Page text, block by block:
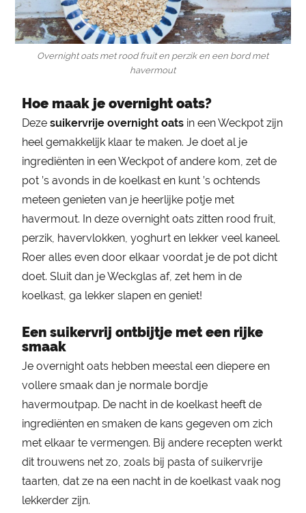
Overnight oats met rood fruit en perzik en een bord met
havermout
Hoe maak je overnight oats?
Dezesuikervrije overnight oats in een Weckpot zijn
heel gemakkelijk klaar te maken. Je doet al je
ingrediënten in een Weckpot of andere kom, zet de
pot ’s avonds in de koelkast en kunt ’s ochtends
meteen genieten van je heerlijke potje met
havermout. In deze overnight oats zitten rood fruit,
perzik, havervlokken, yoghurt en lekker veel kaneel.
Roer alles even door elkaar voordat je de pot dicht
doet. Sluit dan je Weckglas af, zet hem in de
koelkast, ga lekker slapen en geniet!
Een suikervrij ontbijtje met een rijke
smaak
Je overnight oats hebben meestal een diepere en
vollere smaak dan je normale bordje
havermoutpap. De nacht in de koelkast heeft de
ingrediënten en smaken de kans gegeven om zich
met elkaar te vermengen. Bij andere recepten werkt
dit trouwens net zo, zoals bij pasta of suikervrije
taarten, dat ze na een nacht in de koelkast vaak nog
lekkerder zijn.